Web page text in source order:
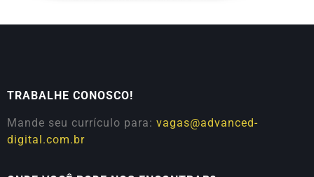
TRABALHE CONOSCO!
Mande seu currículo para: vagas@advanced-
digital.com.br